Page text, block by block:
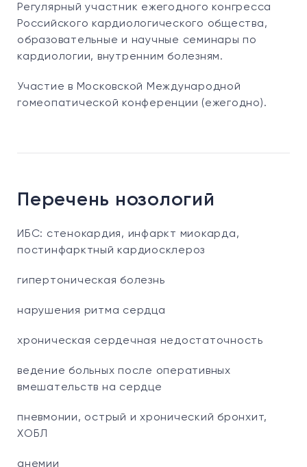
Регулярный участник ежегодного конгресса
Российского кардиологического общества,
образовательные и научные семинары по
кардиологии, внутренним болезням.
Участие в Московской Международной
гомеопатической конференции (ежегодно).
Перечень нозологий
ИБС: стенокардия, инфаркт миокарда,
постинфарктный кардиосклероз
гипертоническая болезнь
нарушения ритма сердца
хроническая сердечная недостаточность
ведение больных после оперативных
вмешательств на сердце
пневмонии, острый и хронический бронхит,
ХОБЛ
анемии